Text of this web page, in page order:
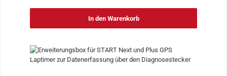
In den Warenkorb